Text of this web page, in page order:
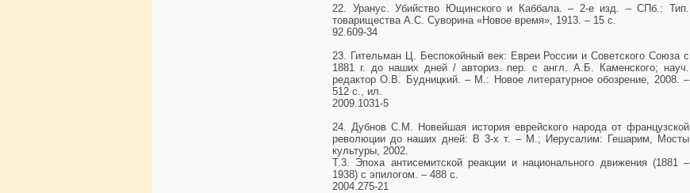
22. Уранус. Убийство Ющинского и Каббала. – 2-е изд. – СПб.: Тип.
товарищества А.С. Суворина «Новое время», 1913. – 15 с.
92.609-34
23. Гительман Ц. Беспокойный век: Евреи России и Советского Союза с
1881 г. до наших дней / авториз. пер. с англ. А.Б. Каменского; науч.
редактор О.В. Будницкий. – М.: Новое литературное обозрение, 2008. –
512 с., ил.
2009.1031-5
24. Дубнов С.М. Новейшая история еврейского народа от французской
революции до наших дней: В 3-х т. – М.; Иерусалим: Гешарим, Мосты
культуры, 2002.
Т.3. Эпоха антисемитской реакции и национального движения (1881 –
1938) с эпилогом. – 488 с.
2004.275-21